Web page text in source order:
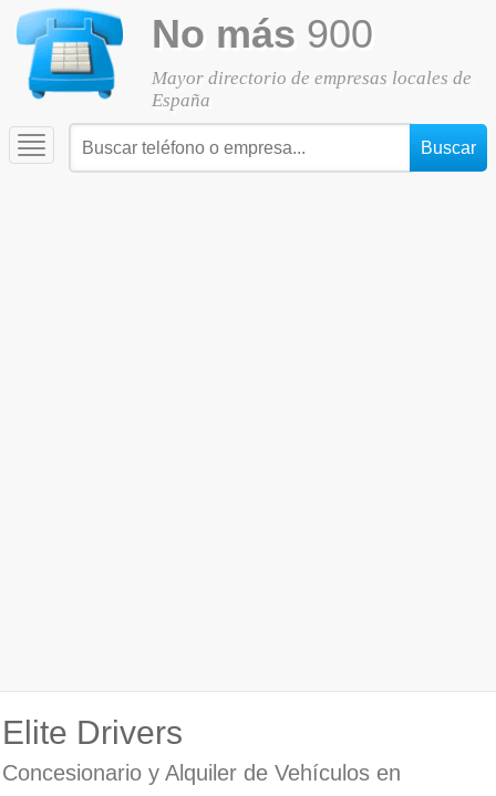
No más 900
Mayor directorio de empresas locales de
España
Toggle
navigation
Elite Drivers
Concesionario y Alquiler de Vehículos en